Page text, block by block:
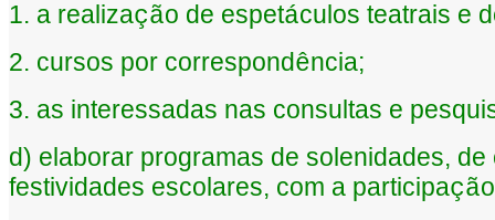
1. a realização de espetáculos teatrais e
2. cursos por correspondência;
3. as interessadas nas consultas e
d) elaborar programas de solenidades, de
festividades escolares, com a participaçã